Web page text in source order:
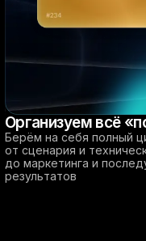
Организуем всё
Берём на себя полный
от сценария и
до маркетинга и
результатов